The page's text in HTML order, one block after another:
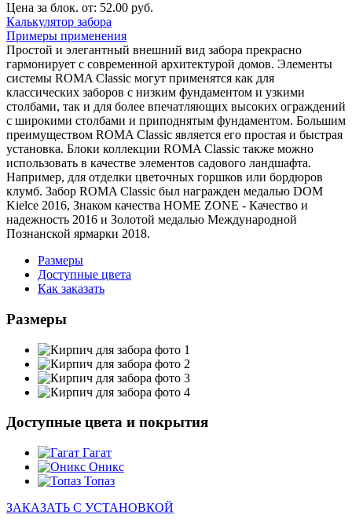
Цена за блок. от: 52.00 руб.
Калькулятор забора
Примеры применения
Простой и элегантный внешний вид забора прекрасно
гармонирует с современной архитектурой домов. Элементы
системы ROMA Classic могут применятся как для
классических заборов с низким фундаментом и узкими
столбами, так и для более впечатляющих высоких ограждений
с широкими столбами и приподнятым фундаментом. Большим
преимуществом ROMA Classic является его простая и быстрая
установка. Блоки коллекции ROMA Classic также можно
использовать в качестве элементов садового ландшафта.
Например, для отделки цветочных горшков или бордюров
клумб. Забор ROMA Classic был награжден медалью DOM
Kielce 2016, Знаком качества HOME ZONE - Качество и
надежность 2016 и Золотой медалью Международной
Познанской ярмарки 2018.
Размеры
Доступные цвета
Как заказать
Размеры
Доступные цвета и покрытия
Гагат
Оникс
Топаз
ЗАКАЗАТЬ С УСТАНОВКОЙ